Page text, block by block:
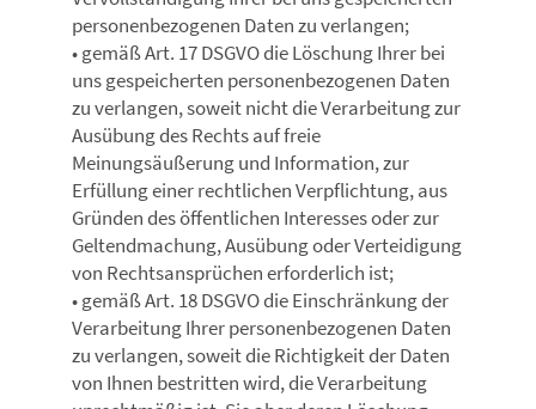
personenbezogenen Daten zu verlangen;
• gemäß Art. 17 DSGVO die Löschung Ihrer bei
uns gespeicherten personenbezogenen Daten
zu verlangen, soweit nicht die Verarbeitung zur
Ausübung des Rechts auf freie
Meinungsäußerung und Information, zur
Erfüllung einer rechtlichen Verpflichtung, aus
Gründen des öffentlichen Interesses oder zur
Geltendmachung, Ausübung oder Verteidigung
von Rechtsansprüchen erforderlich ist;
• gemäß Art. 18 DSGVO die Einschränkung der
Verarbeitung Ihrer personenbezogenen Daten
zu verlangen, soweit die Richtigkeit der Daten
von Ihnen bestritten wird, die Verarbeitung